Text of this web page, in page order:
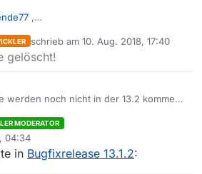
,
Testen gerade aufgefallen, dass beim
der Blacklist, der eingestellte
schrieb am 10. Aug. 2018, 17:40
zuletzt editiert von
gelöscht!
werden noch nicht in der 13.2 kommen
geplant.
popup über allem liegt ist wohl ein
von Java 8 und kommt auch bei
Fenstern vor. Das werden wir erst mit
MODERATOR
04:34
in Bugfixrelease 13.1.2: